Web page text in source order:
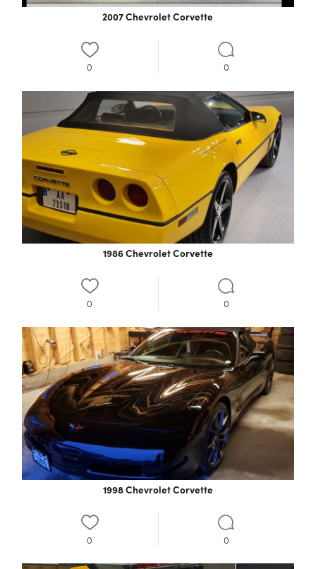
2007 Chevrolet Corvette
0 0
1986 Chevrolet Corvette
0 0
1998 Chevrolet Corvette
0 0